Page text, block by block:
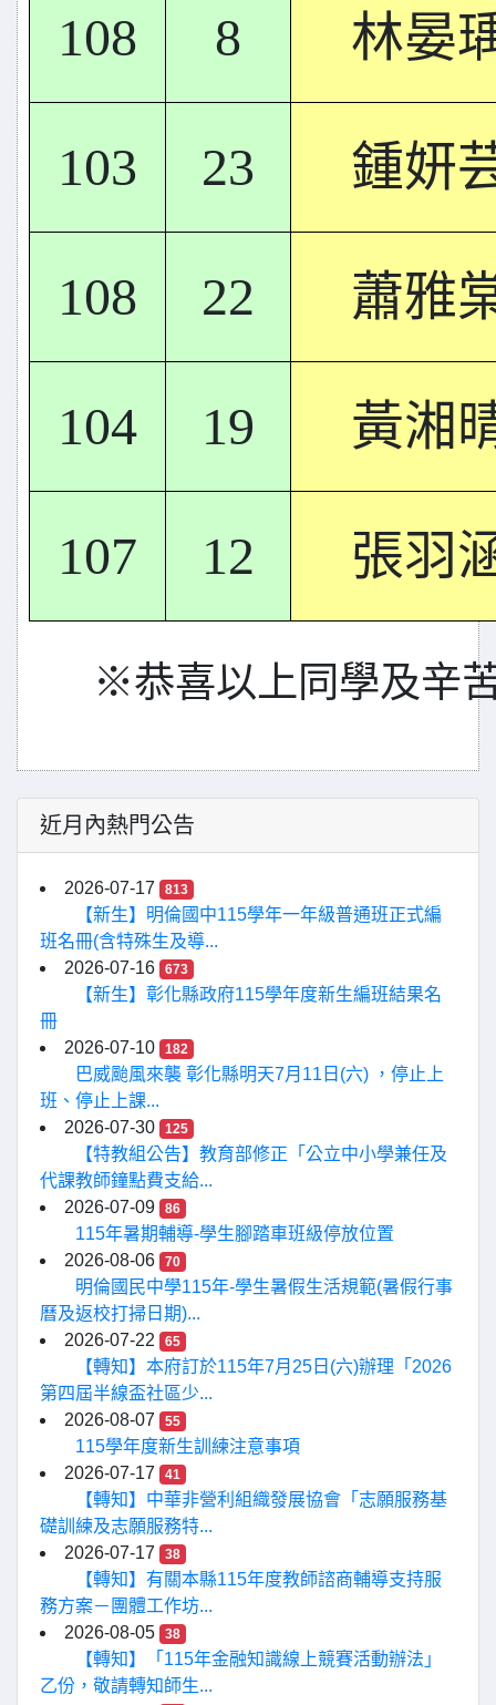
108 8 林晏
103 23 鍾妍
108 22 蕭雅
104 19 黃湘
107 12 張羽
※恭喜以上同學及辛
近月內熱門公告
2026-07-17 813
【新生】明倫國中115學年一年級普通班正式編
班名冊(含特殊生及導...
2026-07-16
673
【新生】彰化縣政府115學年度新生編班結果名
冊
2026-07-10
182
巴威颱風來襲 彰化縣明天7月11日(六) ，停止上
班、停止上課...
2026-07-30
125
【特教組公告】教育部修正「公立中小學兼任及
代課教師鐘點費支給...
2026-07-09
86
115年暑期輔導-學生腳踏車班級停放位置
2026-08-06
70
明倫國民中學115年-學生暑假生活規範(暑假行事
曆及返校打掃日期)...
2026-07-22
65
【轉知】本府訂於115年7月25日(六)辦理「2026
第四屆半線盃社區少...
2026-08-07
55
115學年度新生訓練注意事項
2026-07-17
41
【轉知】中華非營利組織發展協會「志願服務基
礎訓練及志願服務特...
2026-07-17
38
【轉知】有關本縣115年度教師諮商輔導支持服
務方案－團體工作坊...
2026-08-05
38
【轉知】「115年金融知識線上競賽活動辦法」
乙份，敬請轉知師生...